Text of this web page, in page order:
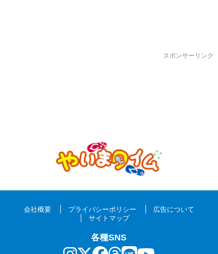
スポンサーリンク
会社概要 プライバシーポリシー
広告について
サイトマップ
各種SNS